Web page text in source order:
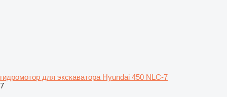
гидромотор для экскаватора Hyundai 450 NLC-7
7